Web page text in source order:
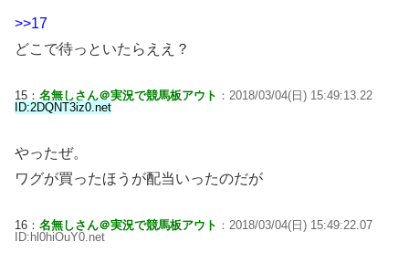
>>17
どこで待っといたらええ？
15： 名無しさん＠実況で競馬板アウト ：2018/03/04(日) 15:49:13.22
ID:2DQNT3iz0.net
やったぜ。
ワグが買ったほうが配当いったのだが
16： 名無しさん＠実況で競馬板アウト ：2018/03/04(日) 15:49:22.07
ID:hl0hiOuY0.net